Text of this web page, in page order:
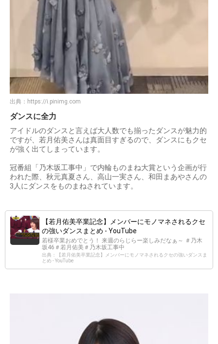
出典： https://i.pinimg.com
ダンスに全力
アイドルのダンスと言えば大人数でも揃ったダンスが魅力的
ですが、若月佑美さんは真面目すぎるので、ダンスにもクセ
が強く出てしまっています。
冠番組「乃木坂工事中」で内輪ものまね大賞という企画が行
われた際、秋元真夏さん、高山一実さん、和田まあやさんの
3人にダンスをものまねされています。
【若月佑美卒業記念】メンバーにモノマネされるクセ
の強いダンスまとめ - YouTube
若様卒業おめでとう！ 来週のらじらー楽しみだなぁ～ ＃乃木
坂46＃若月佑美＃乃木坂工事中
出典：【若月佑美卒業記念】メンバーにモノマネされるクセの強いダンスま
とめ - YouTube